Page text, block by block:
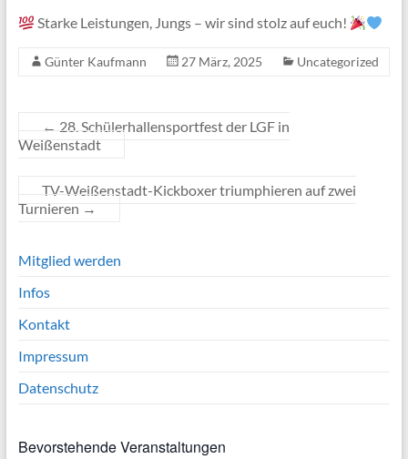
Starke Leistungen, Jungs – wir sind stolz auf euch!
Günter Kaufmann 27 März, 2025 Uncategorized
← 28. Schülerhallensportfest der LGF in
Weißenstadt
TV-Weißenstadt-Kickboxer triumphieren auf zwei
Turnieren →
Mitglied werden
Infos
Kontakt
Impressum
Datenschutz
Bevorstehende Veranstaltungen